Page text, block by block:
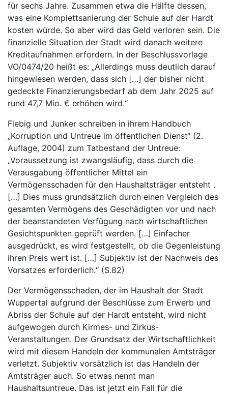
für sechs Jahre. Zusammen etwa die Hälfte dessen,
was eine Komplettsanierung der Schule auf der Hardt
kosten würde. So aber wird das Geld verloren sein. Die
finanzielle Situation der Stadt wird danach weitere
Kreditaufnahmen erfordern. In der Beschlussvorlage
VO/0474/20 heißt es: „Allerdings muss deutlich darauf
hingewiesen werden, dass sich […] der bisher nicht
gedeckte Finanzierungsbedarf ab dem Jahr 2025 auf
rund 47,7 Mio. € erhöhen wird.“
Fiebig und Junker schreiben in ihrem Handbuch
„Korruption und Untreue im öffentlichen Dienst“ (2.
Auflage, 2004) zum Tatbestand der Untreue:
„Voraussetzung ist zwangsläufig, dass durch die
Verausgabung öffentlicher Mittel ein
Vermögensschaden für den Haushaltsträger entsteht .
[…] Dies muss grundsätzlich durch einen Vergleich des
gesamten Vermögens des Geschädigten vor und nach
der beanstandeten Verfügung nach wirtschaftlichen
Gesichtspunkten geprüft werden. […] Einfacher
ausgedrückt, es wird festgestellt, ob die Gegenleistung
ihren Preis wert ist. […] Subjektiv ist der Nachweis des
Vorsatzes erforderlich.“ (S.82)
Der Vermögensschaden, der im Haushalt der Stadt
Wuppertal aufgrund der Beschlüsse zum Erwerb und
Abriss der Schule auf der Hardt entsteht, wird nicht
aufgewogen durch Kirmes- und Zirkus-
Veranstaltungen. Der Grundsatz der Wirtschaftlichkeit
wird mit diesem Handeln der kommunalen Amtsträger
verletzt. Subjektiv vorsätzlich ist das Handeln der
Amtsträger auch. So etwas nennt man
Haushaltsuntreue. Das ist jetzt ein Fall für die